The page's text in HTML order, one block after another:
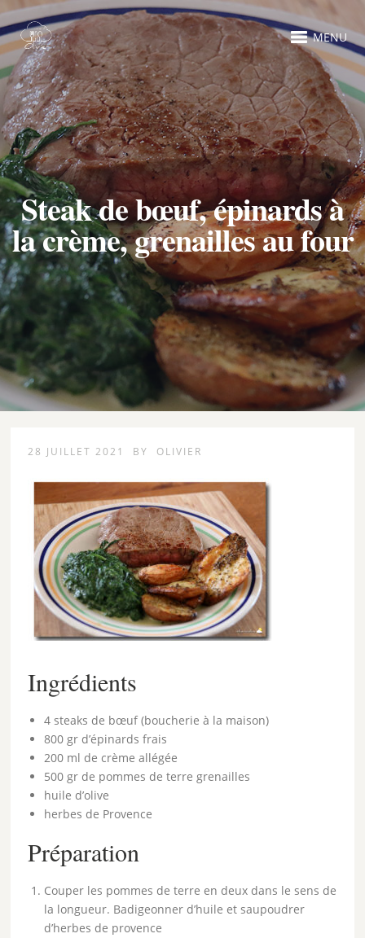
MENU
Steak de bœuf, épinards à
la crème, grenailles au four
28 JUILLET 2021 BY OLIVIER
Ingrédients
4 steaks de bœuf (boucherie à la maison)
800 gr d’épinards frais
200 ml de crème allégée
500 gr de pommes de terre grenailles
huile d’olive
herbes de Provence
Préparation
Couper les pommes de terre en deux dans le sens de
la longueur. Badigeonner d’huile et saupoudrer
d’herbes de provence